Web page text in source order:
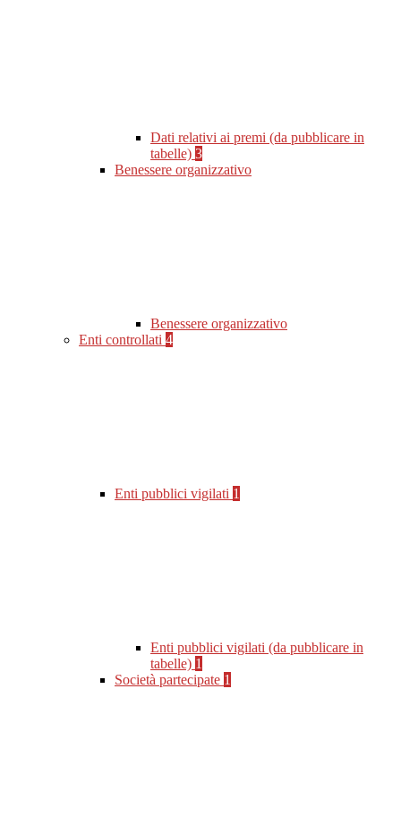
Dati relativi ai premi (da pubblicare in
tabelle) 3
Benessere organizzativo
Benessere organizzativo
Enti controllati 4
Enti pubblici vigilati 1
Enti pubblici vigilati (da pubblicare in
tabelle) 1
Società partecipate 1